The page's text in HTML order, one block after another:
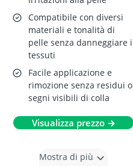
Compatibile con diversi
materiali e tonalità di
pelle senza danneggiare i
tessuti
Facile applicazione e
rimozione senza residui o
segni visibili di colla
Visualizza prezzo →
Mostra di più